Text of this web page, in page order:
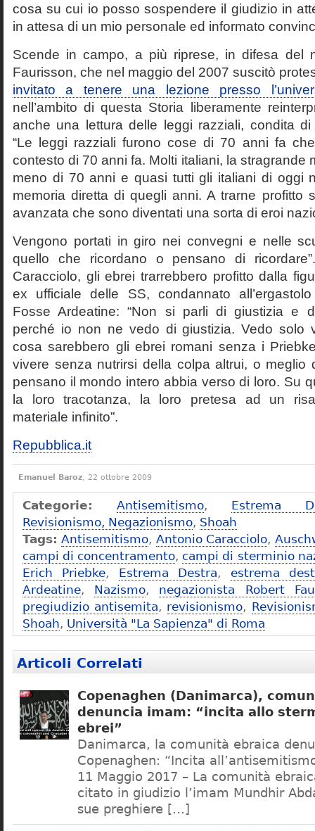
cosa su cui io posso sospendere il giudizio in
in attesa di un mio personale ed informato
Scende in campo, a più riprese, in difesa del
Faurisson, che nel maggio del 2007 suscitò
invitato a tenere una lezione presso
nell’ambito di questa Storia liberamente
anche una lettura delle leggi razziali, condita di
“Le leggi razziali furono cose di 70 anni fa
contesto di 70 anni fa. Molti italiani, la stragrande
meno di 70 anni e quasi tutti gli italiani di oggi
memoria diretta di quegli anni. A trarne profitto
avanzata che sono diventati una sorta di eroi
Vengono portati in giro nei convegni e nelle
quello che ricordano o pensano di
Caracciolo, gli ebrei trarrebbero profitto dalla
ex ufficiale delle SS, condannato
Fosse Ardeatine: “Non si parli di giustizia e
perché io non ne vedo di giustizia. Vedo solo
cosa sarebbero gli ebrei romani senza i
vivere senza nutrirsi della colpa altrui, o meglio
pensano il mondo intero abbia verso di loro. Su
la loro tracotanza, la loro pretesa ad un
materiale infinito”.
Repubblica.it
Emanuel Baroz, 22 ottobre 2009
Categorie: Antisemitismo, Estrema
Revisionismo, Negazionismo, Shoah
Tags: Antisemitismo, Antonio Caracciolo,
campi di concentramento, campi di sterminio
Erich Priebke, Estrema Destra, estrema
Ardeatine, Nazismo, negazionista Robert
pregiudizio antisemita, revisionismo,
Shoah, Università "La Sapienza" di Roma
Articoli Correlati
Copenaghen (Danimarca),
denuncia imam: “incita allo
ebrei”
Danimarca, la comunità ebraica
Copenaghen: “Incita
11 Maggio 2017 – La comunità
citato in giudizio l’imam Mundhir
sue preghiere […]